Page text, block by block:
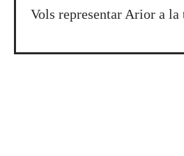
Vols representar Arior a la